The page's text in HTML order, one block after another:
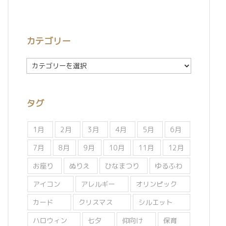
カテゴリー
カ
テ
ー
タグ
1月 2月 3月 4月 5月
6月
7月
8月 9月 10月 11月
12月
お座り
ぬりえ ひなまつり
ゆるふわ
アイコン
アレルギー
オリンピック
カード
クリスマス
シルエット
ハロウィン
七夕 仰向け
保育